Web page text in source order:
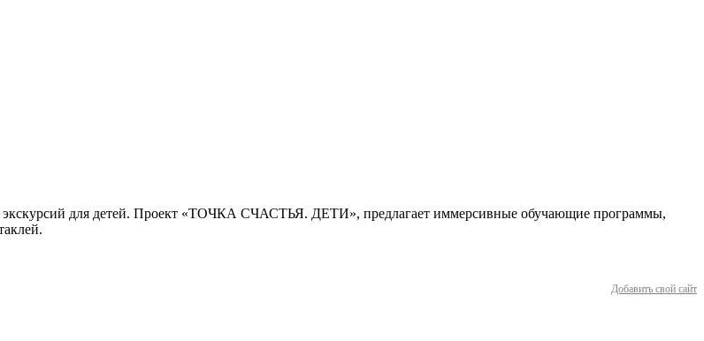
для детей. Проект «ТОЧКА СЧАСТЬЯ. ДЕТИ», предлагает иммерсивные обучающие программы,
Добавить свой сайт